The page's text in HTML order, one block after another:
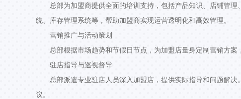
总部为加盟商提供全面的培训支持，包括产品知识、店铺管
统、库存管理系统等，帮助加盟商实现运营透明化和高效管理。
营销推广与活动策划
总部根据市场趋势和节假日节点，为加盟店量身定制营销方
驻店指导与巡视督导
总部派遣专业驻店人员深入加盟店，提供实际指导和问题解
议。